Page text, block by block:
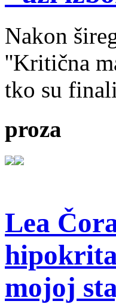
Nakon
''Kritična
tko su
proza
Lea
mojoj